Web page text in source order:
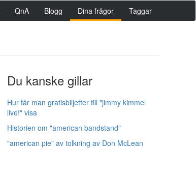
QnA Blogg Dina frågor Taggar
Du kanske gillar
Hur får man gratisbiljetter till "jimmy kimmel
live!" visa
Historien om "american bandstand"
"american pie" av tolkning av Don McLean